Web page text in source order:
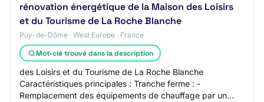
rénovation énergétique de la Maison des Loisirs
et du Tourisme de La Roche Blanche
Puy-de-Dôme · West Europe · France
Mot-clé trouvé dans la description
des Loisirs et du Tourisme de La Roche Blanche
Caractéristiques principales : Tranche ferme : -
Remplacement des équipements de chauffage par un